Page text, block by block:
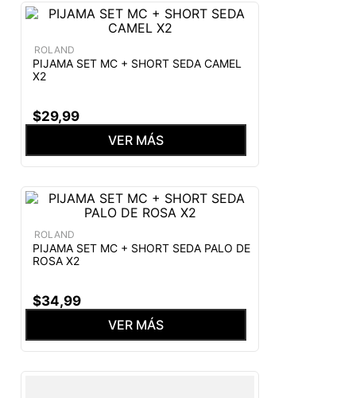
ROLAND
PIJAMA SET MC + SHORT SEDA CAMEL
X2
$29,99
VER MÁS
ROLAND
PIJAMA SET MC + SHORT SEDA PALO DE
ROSA X2
$34,99
VER MÁS